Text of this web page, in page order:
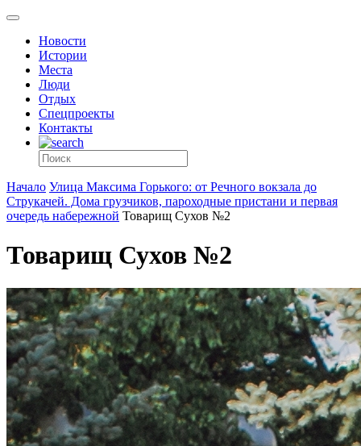
Новости
Истории
Места
Люди
Отдых
Спецпроекты
Контакты
Начало Улица Максима Горького: от Речного вокзала до
Струкачей. Дома грузчиков, пароходные пристани и первая
очередь набережной Товарищ Сухов №2
Товарищ Сухов №2